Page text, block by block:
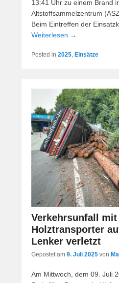
13:41 Uhr zu einem Brand
Altstoffsammelzentrum
Beim Eintreffen der
Weiterlesen →
Posted in 2025, Einsätze
Verkehrsunfall mit
Holztransporter
Lenker verletzt
Gepostet am 9. Juli 2025 von
Am Mittwoch, dem 09. Juli